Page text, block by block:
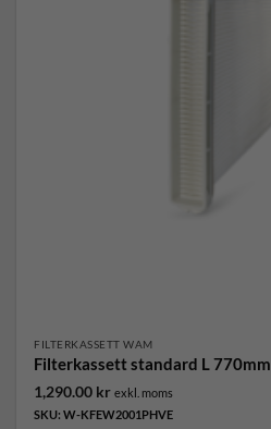
FILTERKASSETT WAM
Filterkassett standard L 770mm
1,290.00 kr exkl. moms
SKU: W-KFEW2001PHVE